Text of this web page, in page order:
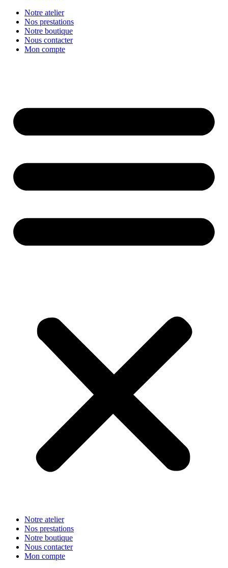
Notre atelier
Nos prestations
Notre boutique
Nous contacter
Mon compte
Notre atelier
Nos prestations
Notre boutique
Nous contacter
Mon compte